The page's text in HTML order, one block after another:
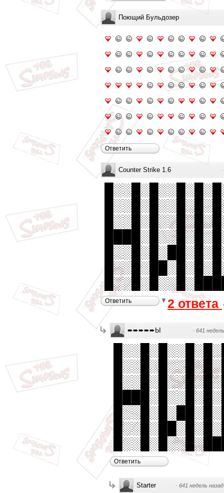
Поющий Бyльдозер
Ответить
Counter Strike 1.6
Ответить 2 ответа
➨➨➨➨➨Ы · 641
Ответить
Starter · 641 недель назад